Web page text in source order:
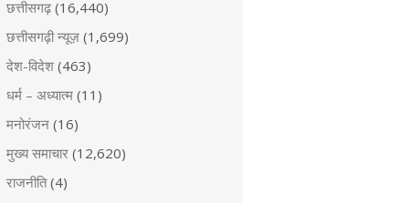
छत्तीसगढ़(16,440)
छत्तीसगढ़ी न्यूज़ (1,699)
देश-विदेश (463)
धर्म – अध्यात्म (11)
मनोरंजन (16)
मुख्य समाचार (12,620)
राजनीति(4)